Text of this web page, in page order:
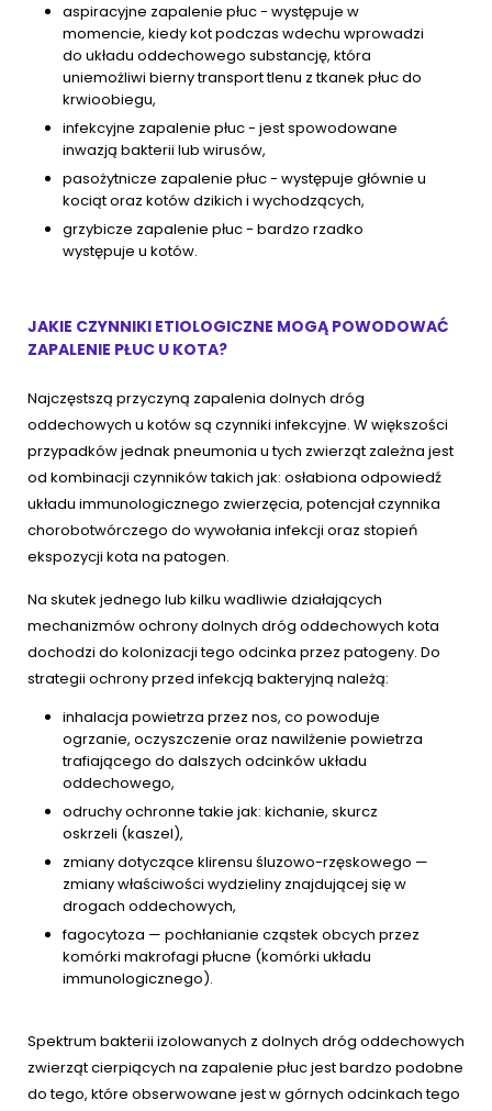
aspiracyjne zapalenie płuc - występuje w
momencie, kiedy kot podczas wdechu wprowadzi
do układu oddechowego substancję, która
uniemożliwi bierny transport tlenu z tkanek płuc do
krwioobiegu,
infekcyjne zapalenie płuc - jest spowodowane
inwazją bakterii lub wirusów,
pasożytnicze zapalenie płuc - występuje głównie u
kociąt oraz kotów dzikich i wychodzących,
grzybicze zapalenie płuc - bardzo rzadko
występuje u kotów.
JAKIE CZYNNIKI ETIOLOGICZNE MOGĄ POWODOWAĆ
ZAPALENIE PŁUC U KOTA?
Najczęstszą przyczyną zapalenia dolnych dróg
oddechowych u kotów są czynniki infekcyjne. W większości
przypadków jednak pneumonia u tych zwierząt zależna jest
od kombinacji czynników takich jak: osłabiona odpowiedź
układu immunologicznego zwierzęcia, potencjał czynnika
chorobotwórczego do wywołania infekcji oraz stopień
ekspozycji kota na patogen.
Na skutek jednego lub kilku wadliwie działających
mechanizmów ochrony dolnych dróg oddechowych kota
dochodzi do kolonizacji tego odcinka przez patogeny. Do
strategii ochrony przed infekcją bakteryjną należą:
inhalacja powietrza przez nos, co powoduje
ogrzanie, oczyszczenie oraz nawilżenie powietrza
trafiającego do dalszych odcinków układu
oddechowego,
odruchy ochronne takie jak: kichanie, skurcz
oskrzeli (kaszel),
zmiany dotyczące klirensu śluzowo-rzęskowego —
zmiany właściwości wydzieliny znajdującej się w
drogach oddechowych,
fagocytoza — pochłanianie cząstek obcych przez
komórki makrofagi płucne (komórki układu
immunologicznego).
Spektrum bakterii izolowanych z dolnych dróg oddechowych
zwierząt cierpiących na zapalenie płuc jest bardzo podobne
do tego, które obserwowane jest w górnych odcinkach tego